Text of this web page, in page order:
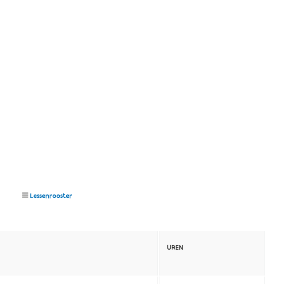
Lessenrooster
UREN